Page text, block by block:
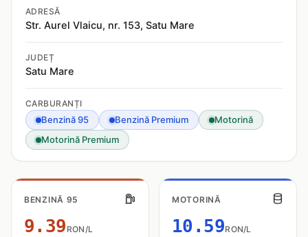
ADRESĂ
Str. Aurel Vlaicu, nr. 153, Satu Mare
JUDEȚ
Satu Mare
CARBURANȚI
Benzină 95 Benzină Premium
Motorină
Motorină Premium
BENZINĂ 95
9.39 RON/L
MOTORINĂ
10.59RON/L